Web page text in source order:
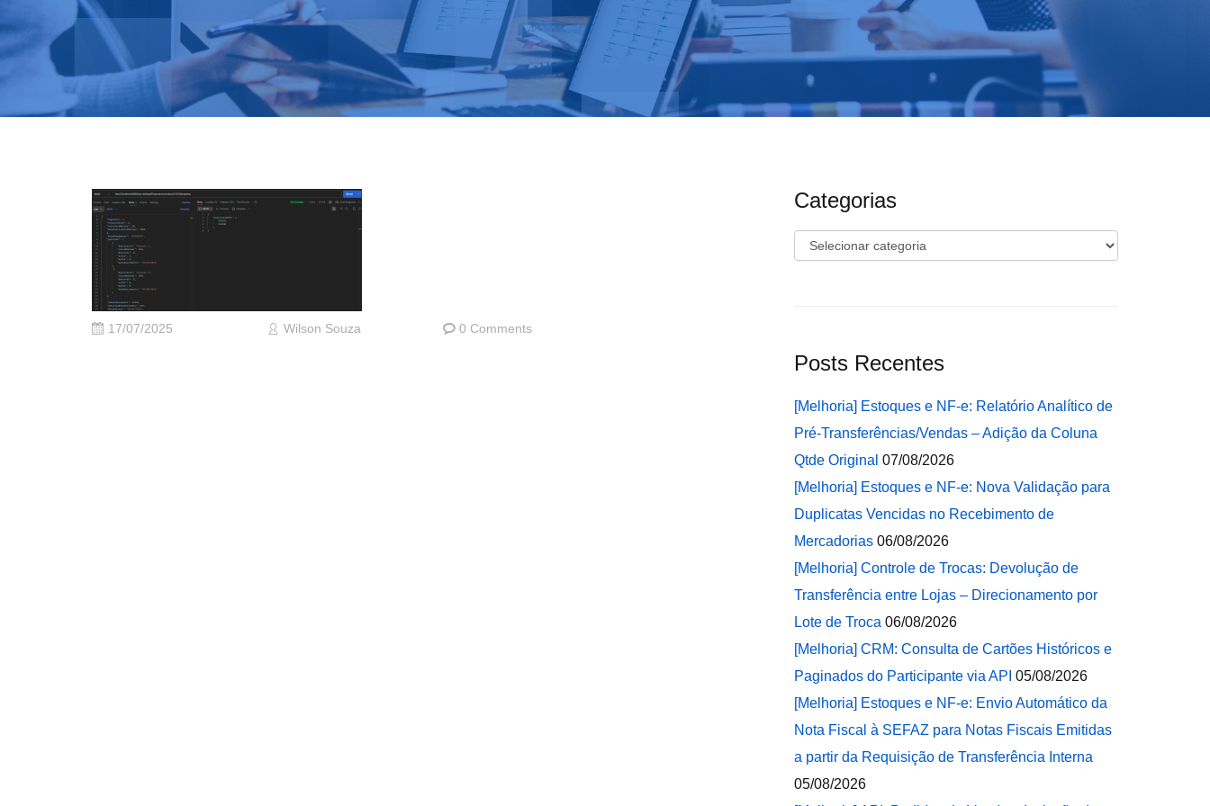
17/07/2025 Wilson Souza 0 Comments
Categorias
Categorias
Posts Recentes
[Melhoria] Estoques e NF-e: Relatório Analítico de
Pré-Transferências/Vendas – Adição da Coluna
Qtde Original 07/08/2026
[Melhoria] Estoques e NF-e: Nova Validação para
Duplicatas Vencidas no Recebimento de
Mercadorias 06/08/2026
[Melhoria] Controle de Trocas: Devolução de
Transferência entre Lojas – Direcionamento por
Lote de Troca 06/08/2026
[Melhoria] CRM: Consulta de Cartões Históricos e
Paginados do Participante via API 05/08/2026
[Melhoria] Estoques e NF-e: Envio Automático da
Nota Fiscal à SEFAZ para Notas Fiscais Emitidas
a partir da Requisição de Transferência Interna
05/08/2026